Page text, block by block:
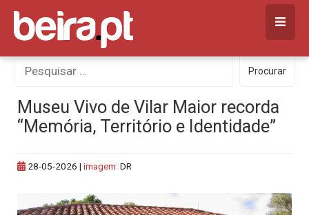
Skip
content
Procurar
por:
Procurar
Museu Vivo de Vilar Maior recorda
“Memória, Território e Identidade”
28-05-2026 | imagem: DR